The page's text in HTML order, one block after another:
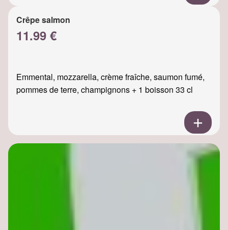
Crêpe salmon
11.99 €
Emmental, mozzarella, crème fraîche, saumon fumé,
pommes de terre, champignons + 1 boisson 33 cl